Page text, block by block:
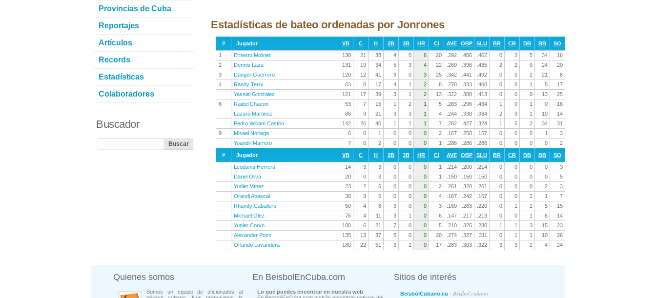
Estadísticas de bateo ordenadas por Jonrones
# Jugador VB C H 2B 3B HR CI AVE OBP SLU BR CR DB BB
SO
1
Ernesto Molinet 130 21 38 4 0 6 20 .292 .456 .462 0 2 5 34
16
2
Dennis Laza 131 19 34 5 3 4 22 .260 .396 .435 2 2 9 24
20
3
Danger Guerrero 120 12 41 9 0 3 25 .342 .441 .492 0 0 2 21
6
4
Randy Terry 63 8 17 4 1 2 8 .270 .333 .460 0 0 1 5
17
Yasniel Gonzalez
121 17 39 3 1 2 13 .322 .388 .413 0 0 0 13
25
6
Raidel Chacon 53 7 15 1 2 1 5 .283 .296 .434 1 0 1 0
18
Lazaro Martinez
86 9 21 3 3 1 4 .244 .330 .384 2 3 1 10
14
Pedro William Castillo
142 26 40 1 1 1 7 .282 .427 .324 1 5 2 34
31
9
Misael Noriega 6 0 1 0 0 0 2 .167 .250 .167 0 0 0 1
3
Yoandri Marrero
7 0 2 0 0 0 1 .286 .286 .286 0 0 0 0 2
# Jugador VB C H 2B 3B HR CI AVE OBP SLU BR CR DB BB
SO
Leodanis Herrera
14 3 3 0 0 0 1 .214 .200 .214 0 0 0 0
3
Dariel Oliva
20 0 3 0 0 0 1 .150 .150 .150 0 0 0 0
5
Yudiet Mtnez.
23 2 6 0 0 0 2 .261 .320 .261 0 0 0 2
3
Orandi Abascal
30 3 5 0 0 0 4 .167 .242 .167 0 0 2 1
7
Rhandy Caballero
50 4 8 3 0 0 3 .160 .263 .220 0 1 2 5
15
Michael Glez.
75 4 11 3 1 0 6 .147 .217 .213 0 0 1 6
14
Yunier Corvo
100 6 21 7 0 0 5 .210 .325 .280 1 1 3 15
23
Alexander Pozo
135 13 37 5 0 0 20 .274 .327 .311 0 1 1 10
26
Orlando Lavandera
180 22 51 3 2 0 17 .283 .303 .322 3 3 2 4 24
Provincias de Cuba
Reportajes
Artículos
Records
Estadísticas
Colaboradores
Buscador
Quienes somos
Somos un equipo de aficionados al
En BeisbolEnCuba.com
Lo que puedes encontrar en nuestra web
Sitios de interés
BeisbolCubano.cu - Béisbol cubano